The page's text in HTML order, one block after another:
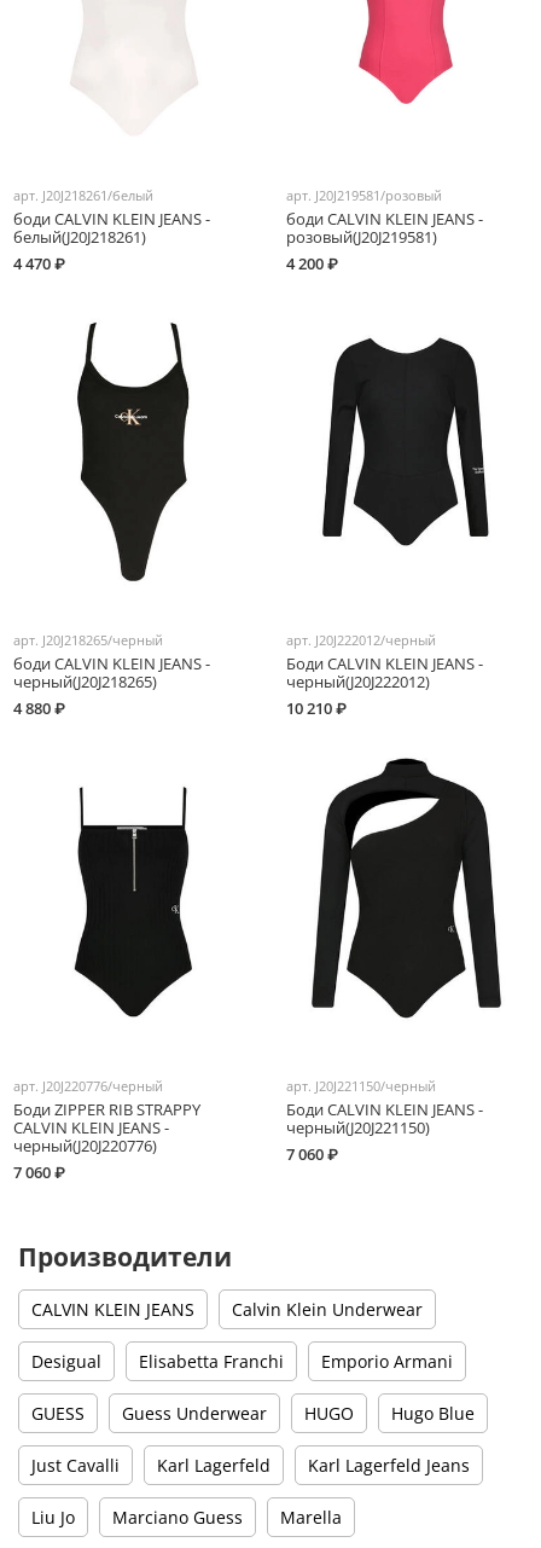
арт. J20J218261/белый
боди CALVIN KLEIN JEANS -
белый(J20J218261)
4 470 ₽
арт. J20J219581/розовый
боди CALVIN KLEIN JEANS -
розовый(J20J219581)
4 200 ₽
арт. J20J218265/черный
боди CALVIN KLEIN JEANS -
черный(J20J218265)
4 880 ₽
арт. J20J222012/черный
Боди CALVIN KLEIN JEANS -
черный(J20J222012)
10 210 ₽
арт. J20J220776/черный
Боди ZIPPER RIB STRAPPY
CALVIN KLEIN JEANS -
черный(J20J220776)
7 060 ₽
арт. J20J221150/черный
Боди CALVIN KLEIN JEANS -
черный(J20J221150)
7 060 ₽
Производители
CALVIN KLEIN JEANS Calvin Klein Underwear
Desigual Elisabetta Franchi Emporio Armani
GUESS Guess Underwear HUGO Hugo Blue
Just Cavalli Karl Lagerfeld Karl Lagerfeld Jeans
Liu Jo Marciano Guess Marella